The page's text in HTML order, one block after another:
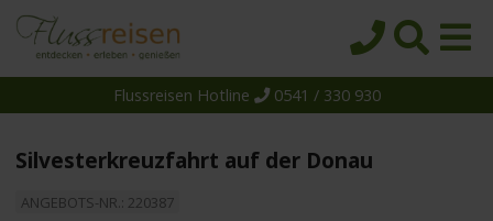
Flussreisen Hotline 0541 / 330 930
Silvesterkreuzfahrt auf der Donau
ANGEBOTS-NR.: 220387